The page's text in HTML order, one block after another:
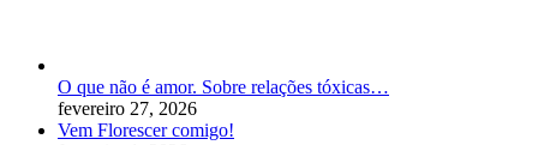
O que não é amor. Sobre relações tóxicas…
fevereiro 27, 2026
Vem Florescer comigo!